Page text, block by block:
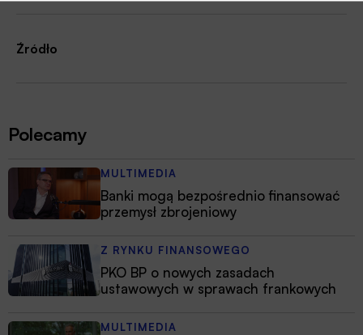
Źródło
Polecamy
MULTIMEDIA
Banki mogą bezpośrednio finansować
przemysł zbrojeniowy
Z RYNKU FINANSOWEGO
PKO BP o nowych zasadach
ustawowych w sprawach frankowych
MULTIMEDIA